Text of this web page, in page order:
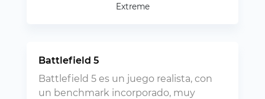
Extreme
Battlefield 5
Battlefield 5 es un juego realista, con
un benchmark incorporado, muy